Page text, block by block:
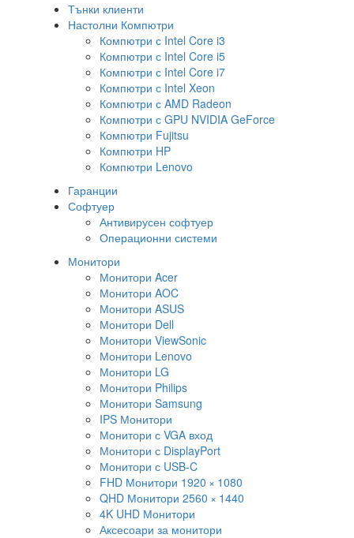
Тънки клиенти
Настолни Компютри
Компютри с Intel Core i3
Компютри с Intel Core i5
Компютри с Intel Core i7
Компютри с Intel Xeon
Компютри с AMD Radeon
Компютри с GPU NVIDIA GeForce
Компютри Fujitsu
Компютри HP
Компютри Lenovo
Гаранции
Софтуер
Антивирусен софтуер
Операционни системи
Монитори
Монитори Acer
Монитори AOC
Монитори ASUS
Монитори Dell
Монитори ViewSonic
Монитори Lenovo
Монитори LG
Монитори Philips
Монитори Samsung
IPS Монитори
Монитори с VGA вход
Монитори с DisplayPort
Монитори с USB-C
FHD Монитори 1920 × 1080
QHD Монитори 2560 × 1440
4K UHD Монитори
Аксесоари за монитори